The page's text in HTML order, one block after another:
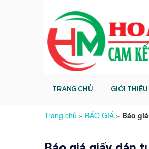
TRANG CHỦ GIỚI THIỆU
Trang chủ » BÁO GIÁ » Báo